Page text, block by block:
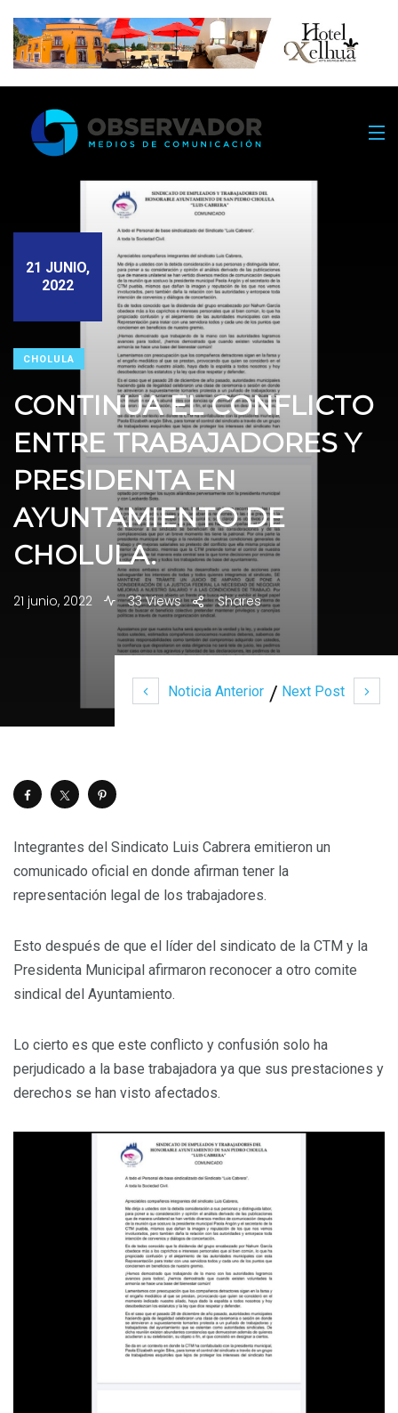
Noticia Anterior Next Post
21 JUNIO,
2022
CHOLULA
CONTINUA EL CONFLICTO
ENTRE TRABAJADORES Y
PRESIDENTA EN
AYUNTAMIENTO DE
CHOLULA.
21 junio, 2022 33 Views Shares
Integrantes del Sindicato Luis Cabrera emitieron un
comunicado oficial en donde afirman tener la
representación legal de los trabajadores.
Esto después de que el líder del sindicato de la CTM y la
Presidenta Municipal afirmaron reconocer a otro comite
sindical del Ayuntamiento.
Lo cierto es que este conflicto y confusión solo ha
perjudicado a la base trabajadora ya que sus prestaciones y
derechos se han visto afectados.